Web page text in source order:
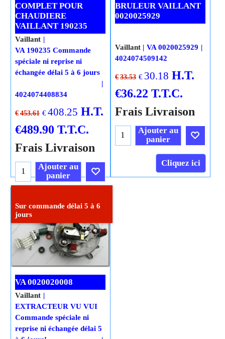
COMPLET POUR
CHAUDIERE
VAILLANT 190235
€ 453.61 €408.25 H.T.
€489.90 T.T.C.
Frais Livraison
Vaillant
VA 190235 Commande
spéciale ni reprise ni
échangée délai 5 à 6 jours
4024074408834
Ajouter au
panier
BRULEUR VAILLANT
0020025929
€ 33.53 € 30.18 H.T.
€36.22 T.T.C.
Frais Livraison
Vaillant
VA 0020025929
4024074509142
Ajouter au
panier
Cliquez ici
Sur commande délai 5 à 6
jours
VA 0020020008
Vaillant
EXTRACTEUR VU VUI
Commande spéciale ni
reprise ni échangée délai 5